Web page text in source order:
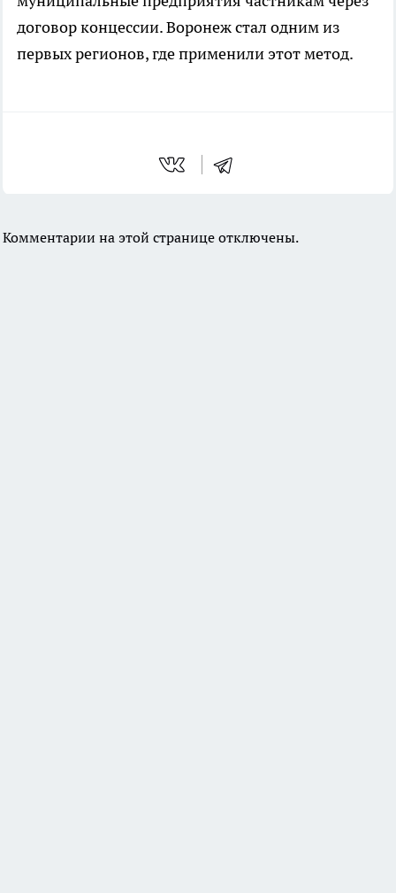
договор концессии. Воронеж стал одним из
первых регионов, где применили этот метод.
Комментарии на этой странице отключены.